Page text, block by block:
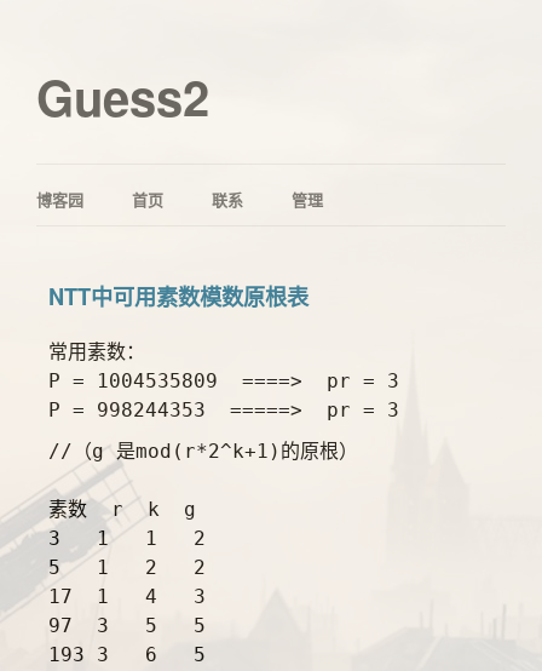
Guess2
博客园 首页 联系 管理
NTT中可用素数模数原根表
常用素数：
P = 1004535809  ====>  pr = 3
//（g 是mod(r*2^k+1)的原根）
素数  r  k  g
3   1   1   2
5   1   2   2
17  1   4   3
97  3   5   5
193 3   6   5